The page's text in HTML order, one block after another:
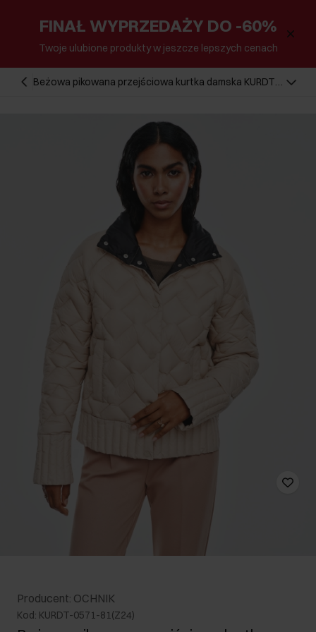
FINAŁ WYPRZEDAŻY DO -60%
Twoje ulubione produkty w jeszcze lepszych cenach
Beżowa pikowana przejściowa kurtka damska KURDT-
Producent: OCHNIK
Kod: KURDT-0571-81(Z24)